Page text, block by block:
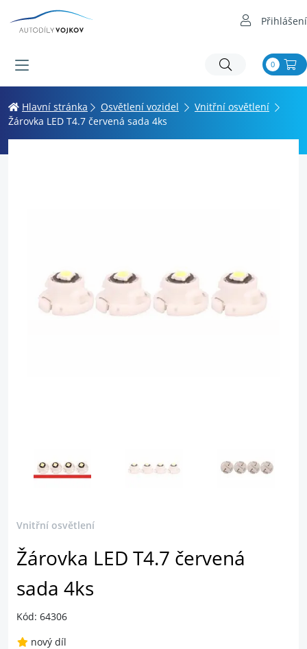
Přihlášení
0
Hlavní stránka Osvětlení vozidel
Vnitřní osvětlení
Žárovka LED T4.7 červená sada 4ks
Vnitřní osvětlení
Žárovka LED T4.7 červená
sada 4ks
Kód: 64306
nový díl